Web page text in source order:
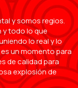
y somos regios.
y todo lo que
lo real y lo
un momento para
de calidad para
explosión de